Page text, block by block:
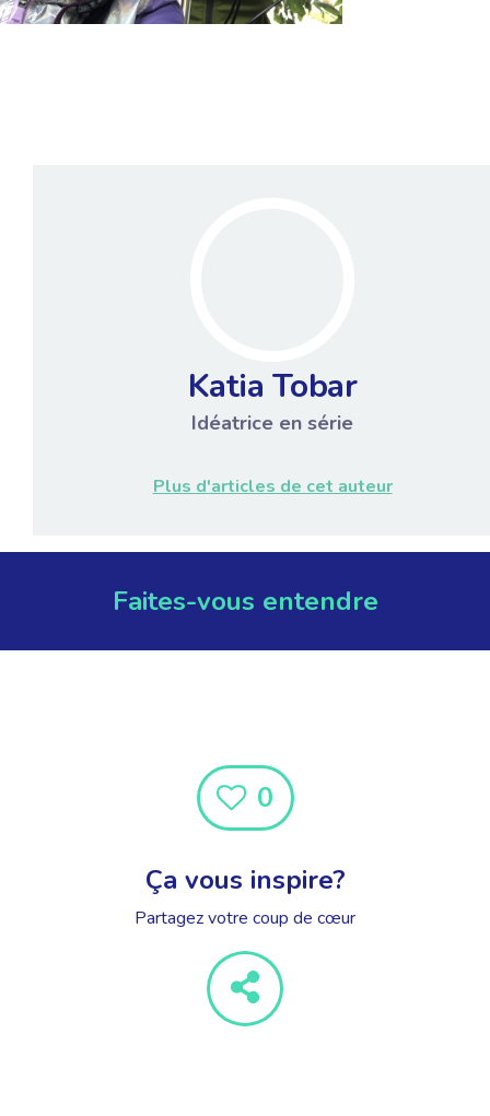
Katia Tobar
Idéatrice en série
Plus d'articles de cet auteur
Faites-vous entendre
0
Ça vous inspire?
Partagez votre coup de cœur